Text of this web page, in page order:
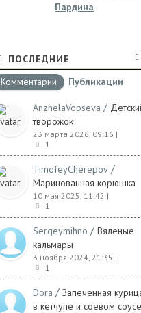
Пардина
ПОСЛЕДНИЕ
Комментарии
Публикации
AnzhelaVopseva /
творожок
23 марта 2026, 09:16 |
1
TimofeyCherepov /
Маринованная корюшка
10 мая 2025, 11:42 |
1
Sergeymihno / Вяленые
кальмары
3 ноября 2024, 21:35 |
1
Dora / Запеченная
в кетчупе и соевом соусе